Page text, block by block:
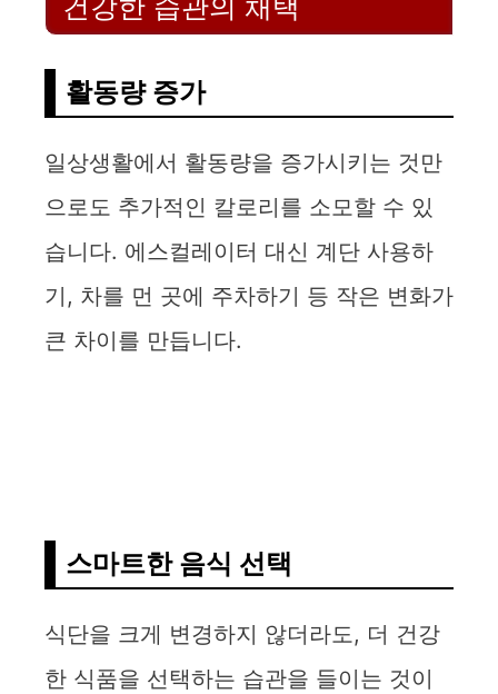
건강한 습관의 채택
활동량 증가
일상생활에서 활동량을 증가시키는 것만
으로도 추가적인 칼로리를 소모할 수 있
습니다. 에스컬레이터 대신 계단 사용하
기, 차를 먼 곳에 주차하기 등 작은 변화가
큰 차이를 만듭니다.
스마트한 음식 선택
식단을 크게 변경하지 않더라도, 더 건강
한 식품을 선택하는 습관을 들이는 것이